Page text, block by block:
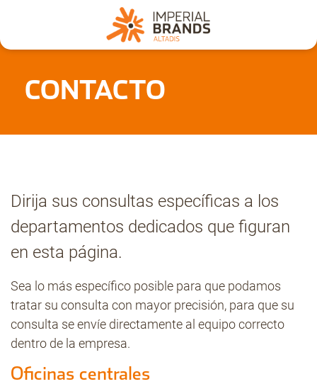
Pregúntanos
Estadísticas CMT
Contacto
CONTACTO
Dirija sus consultas específicas a los
departamentos dedicados que figuran
en esta página.
Sea lo más específico posible para que podamos
tratar su consulta con mayor precisión, para que su
consulta se envíe directamente al equipo correcto
dentro de la empresa.
Oficinas centrales